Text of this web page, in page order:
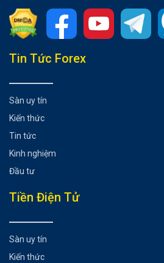
Tổng hợp bài viết
Tin Tức Forex
Sàn uy tín
Kiến thức
Tin tức
Kinh nghiệm
Đầu tư
Tiền Điện Tử
Sàn uy tín
Kiến thức